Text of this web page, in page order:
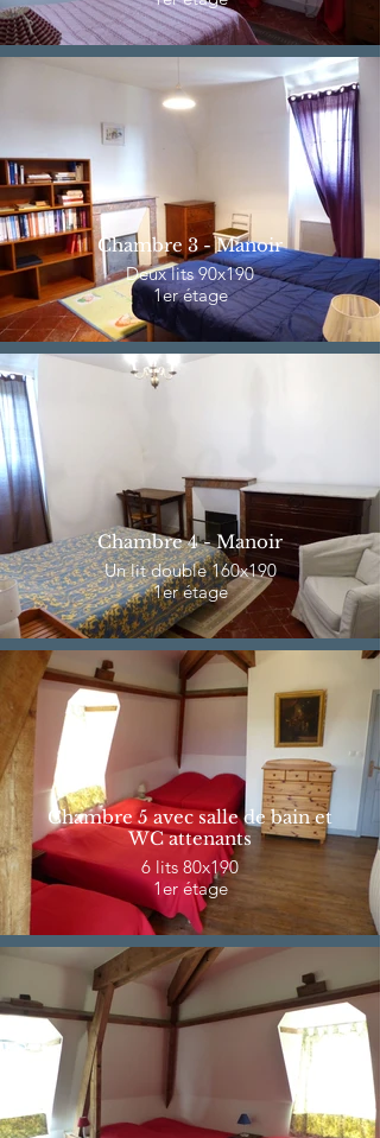
Chambre 3 - Manoir
Deux lits 90x190
1er étage
Chambre 4 - Manoir
Un lit double 160x190
1er étage
Chambre 5 avec salle de bain et
WC attenants
6 lits 80x190
1er étage